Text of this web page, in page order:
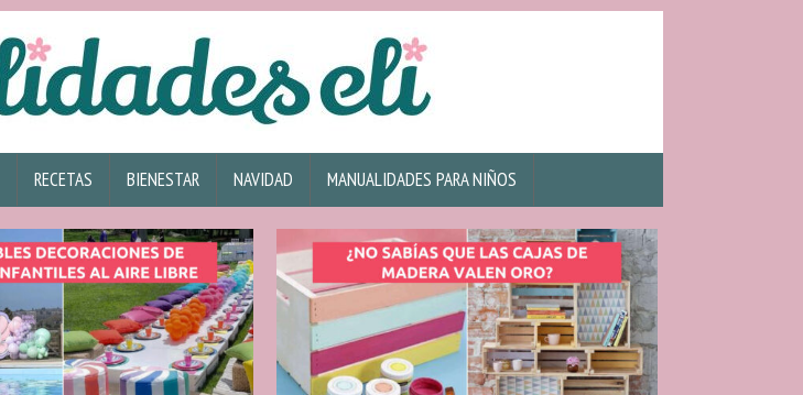
RECETAS BIENESTAR NAVIDAD MANUALIDADES PARA NIÑOS